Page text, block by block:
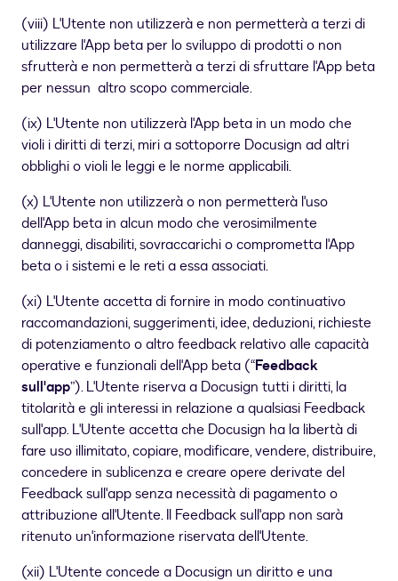
(viii) L'Utente non utilizzerà e non permetterà a terzi di
utilizzare l'App beta per lo sviluppo di prodotti o non
sfrutterà e non permetterà a terzi di sfruttare l'App beta
per nessun altro scopo commerciale.
(ix) L'Utente non utilizzerà l'App beta in un modo che
violi i diritti di terzi, miri a sottoporre Docusign ad altri
obblighi o violi le leggi e le norme applicabili.
(x) L'Utente non utilizzerà o non permetterà l'uso
dell'App beta in alcun modo che verosimilmente
danneggi, disabiliti, sovraccarichi o comprometta l'App
beta o i sistemi e le reti a essa associati.
(xi) L'Utente accetta di fornire in modo continuativo
raccomandazioni, suggerimenti, idee, deduzioni, richieste
di potenziamento o altro feedback relativo alle capacità
operative e funzionali dell'App beta (“Feedback
sull'app”). L'Utente riserva a Docusign tutti i diritti, la
titolarità e gli interessi in relazione a qualsiasi Feedback
sull'app. L'Utente accetta che Docusign ha la libertà di
fare uso illimitato, copiare, modificare, vendere, distribuire,
concedere in sublicenza e creare opere derivate del
Feedback sull'app senza necessità di pagamento o
attribuzione all'Utente. Il Feedback sull'app non sarà
ritenuto un'informazione riservata dell'Utente.
(xii) L'Utente concede a Docusign un diritto e una